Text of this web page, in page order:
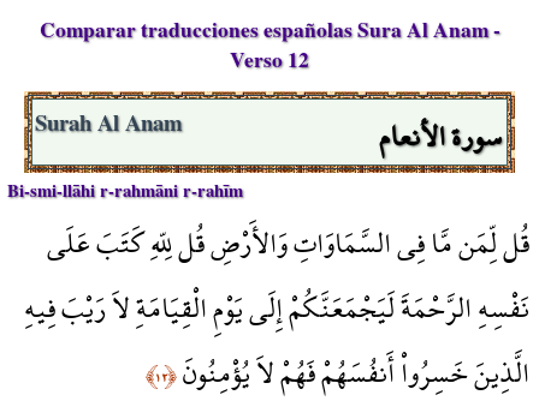
Comparar traducciones españolas Sura Al Anam -
Verso 12
سورة الأنعام Surah Al Anam
Bi-smi-llāhi r-rahmāni r-rahīm
قُل لِّمَن مَّا فِي السَّمَاوَاتِ وَالأَرْضِ قُل لِلّهِ كَتَبَ عَلَى
نَفْسِهِ الرَّحْمَةَ لَيَجْمَعَنَّكُمْ إِلَى يَوْمِ الْقِيَامَةِ لاَ رَيْبَ فِيهِ
الَّذِينَ خَسِرُواْ أَنفُسَهُمْ فَهُمْ لاَ يُؤْمِنُونَ﴿١٢﴾